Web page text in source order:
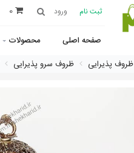
ثبت نام ورود 0
صفحه اصلی محصولات
ظروف پذیرایی ظروف سرو پذیرایی